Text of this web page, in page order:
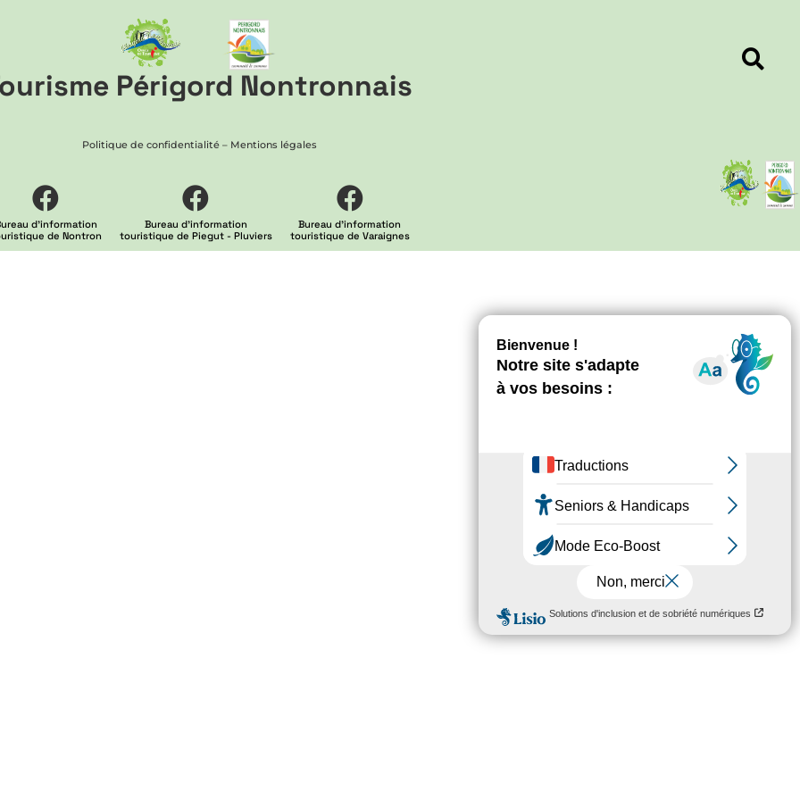
Périgord Nontronnais
Politique de confidentialité – Mentions légales
d'information
de Nontron
Bureau d'information
touristique de Piegut - Pluviers
Bureau d'information
touristique de Varaignes